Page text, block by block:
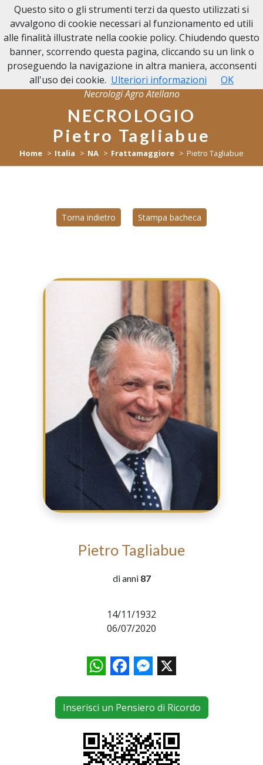
NECROLOGI
AGRO ATELLANO
Necrologi Agro Atellano
NECROLOGIO
Pietro Tagliabue
Home Italia NA Frattamaggiore Pietro Tagliabue
Torna indietro Stampa bacheca
Pietro Tagliabue
di anni 87
14/11/1932
06/07/2020
WhatsAppFacebookMessenger
X
Inserisci un Pensiero di Ricordo
Questo sito o gli strumenti terzi da questo utilizzati si
avvalgono di cookie necessari al funzionamento ed utili
alle finalità illustrate nella cookie policy. Chiudendo questo
banner, scorrendo questa pagina, cliccando su un link o
proseguendo la navigazione in altra maniera, acconsenti
all'uso dei cookie. Ulteriori informazioni OK